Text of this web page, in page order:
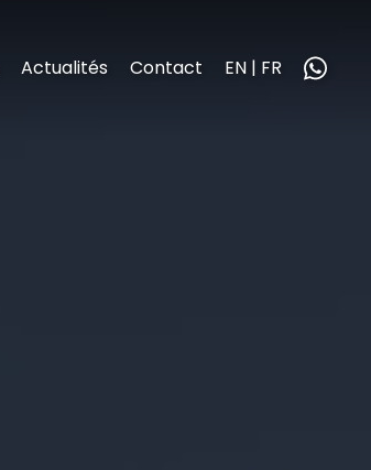
Actualités Contact EN | FR